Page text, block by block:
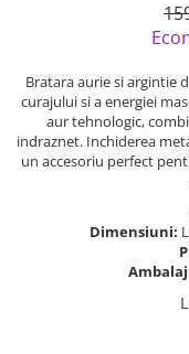
Bratara aurie si argintie
curajului si a energiei
aur tehnologic,
indraznet. Inchiderea
un accesoriu perfect
Dimensiuni: